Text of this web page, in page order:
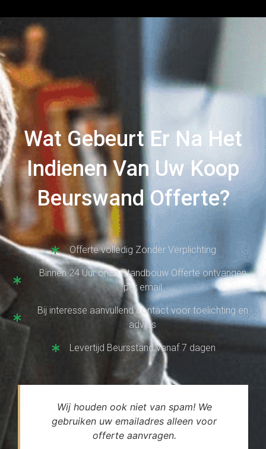
Wat Gebeurt Er Na Het
Indienen Van Uw Koop
Beurswand Offerte?
Offerte volledig Zonder Verplichting
Binnen 24 Uur onze Standbouw Offerte ontvangen
per email
Bij interesse aanvullend contact voor toelichting en
advies
Levertijd Beursstand vanaf 7 dagen
Wij houden ook niet van spam! We
gebruiken uw emailadres alleen voor
offerte aanvragen.